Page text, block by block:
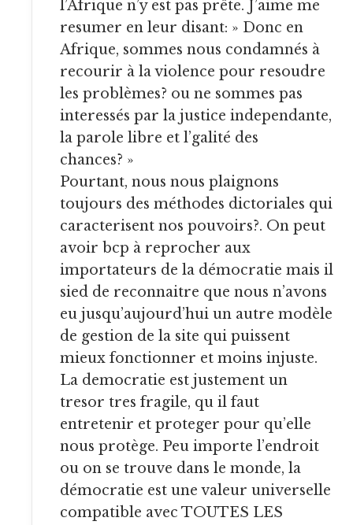
l’Afrique n’y est pas prête. J’aime me
resumer en leur disant: » Donc en
Afrique, sommes nous condamnés à
recourir à la violence pour resoudre
les problèmes? ou ne sommes pas
interessés par la justice independante,
la parole libre et l’galité des
chances? »
Pourtant, nous nous plaignons
toujours des méthodes dictoriales qui
caracterisent nos pouvoirs?. On peut
avoir bcp à reprocher aux
importateurs de la démocratie mais il
sied de reconnaitre que nous n’avons
eu jusqu’aujourd’hui un autre modèle
de gestion de la site qui puissent
mieux fonctionner et moins injuste.
La democratie est justement un
tresor tres fragile, qu il faut
entretenir et proteger pour qu’elle
nous protège. Peu importe l’endroit
ou on se trouve dans le monde, la
démocratie est une valeur universelle
compatible avec TOUTES LES